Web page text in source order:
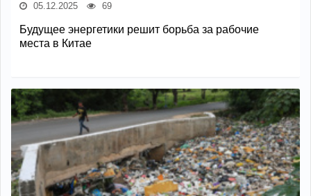
05.12.2025 69
Будущее энергетики решит борьба за рабочие
места в Китае